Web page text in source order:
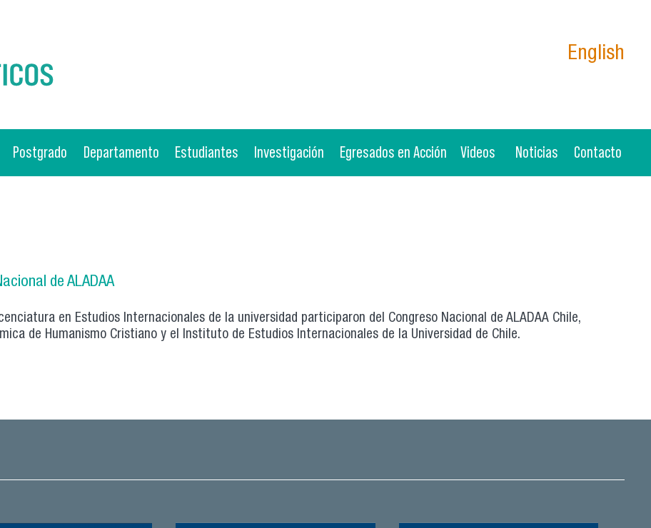
English
Postgrado Departamento Estudiantes Investigación Egresados en Acción Videos Noticias Contacto
de ALADAA
en Estudios Internacionales de la universidad participaron del Congreso Nacional de ALADAA Chile,
de Humanismo Cristiano y el Instituto de Estudios Internacionales de la Universidad de Chile.
Nacional de ALADAA